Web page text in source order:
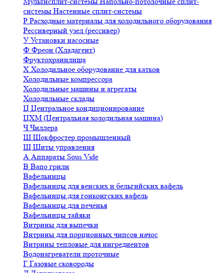
системы Настенные сплит-системы
Р Расходные материалы для холодильного оборудования
Рессиверный узел (рессивер)
У Установки насосные
Ф Фреон (Хладагент)
Фруктохранилища
Х Холодильное оборудование для катков
Холодильные компрессора
Холодильные машины и агрегаты
Холодильные склады
Ц Центральное кондиционирование
ЦХМ (Центральная холодильная машина)
ЧЧиллера
Ш Шокфростер промышленный
Щ Щиты управления
А Аппараты Sous Vide
В Вапо грили
Вафельницы
Вафельницы для венских и бельгийских вафель
Вафельницы для гонконгских вафель
Вафельницы для печенья
Вафельницы тайяки
Витрины для выпечки
Витрины для порционных чипсов начос
Витрины тепловые для ингредиентов
Водонагреватели проточные
Г Газовые сковороды